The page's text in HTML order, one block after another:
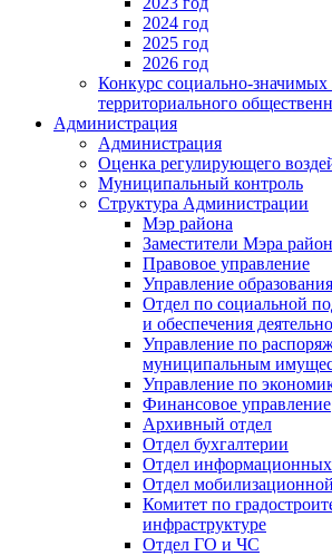
2024 год
2025 год
2026 год
Конкурс социально-значимых
территориального
Администрация
Администрация
Оценка регулирующего
Муниципальный контроль
Структура Администрации
Мэр района
Заместители Мэра
Правовое управление
Управление образования
Отдел по социальной
и обеспечения
Управление по
муниципальным
Управление по
Финансовое управление
Архивный отдел
Отдел бухгалтерии
Отдел информационных
Отдел
Комитет по
инфраструктуре
Отдел ГО и ЧС